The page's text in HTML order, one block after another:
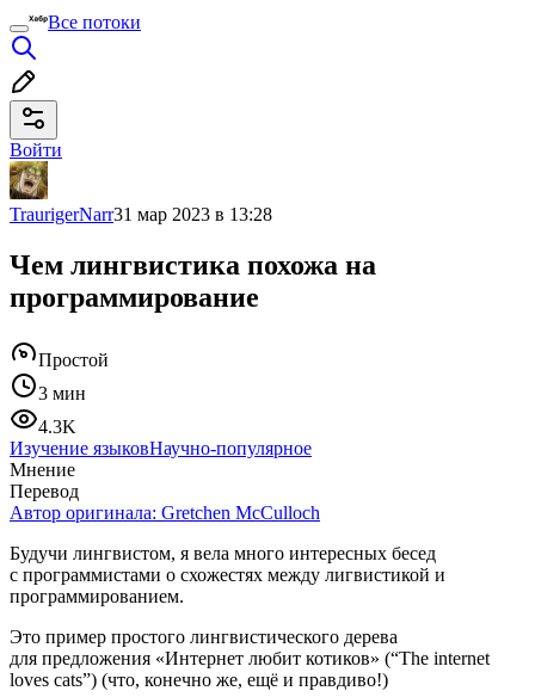
Все потоки
Войти
TraurigerNarr31 мар 2023 в 13:28
Чем лингвистика похожа на
программирование
Простой
3 мин
4.3K
Изучение языковНаучно-популярное
Мнение
Перевод
Автор оригинала: Gretchen McCulloch
Будучи лингвистом, я вела много интересных бесед
с программистами о схожестях между лигвистикой и
программированием.
Это пример простого лингвистического дерева
для предложения «Интернет любит котиков» (“The internet
loves cats”) (что, конечно же, ещё и правдиво!)